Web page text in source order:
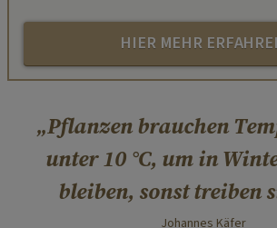
HIER MEHR
Pflanzen brauchen
unter 10 °C, um in
bleiben, sonst treiben
Johannes Käfer